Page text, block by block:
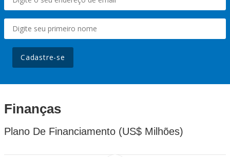
Cadastre-se
Finanças
Plano De Financiamento (US$ Milhões)